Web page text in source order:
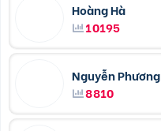
Hoàng Hà
10195
Nguyễn Phương
8810